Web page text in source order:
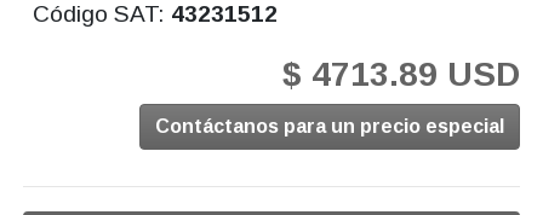
Código SAT: 43231512
$ 4713.89 USD
Contáctanos para un precio especial